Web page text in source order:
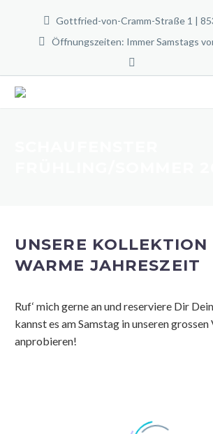
Gottfried-von-Cramm-Straße 1 |
Öffnungszeiten: Immer Samstags
UNSERE KOLLEKTION
WARME JAHRESZEIT
Ruf‘ mich gerne an und reserviere Dir
kannst es am Samstag in unseren
anprobieren!